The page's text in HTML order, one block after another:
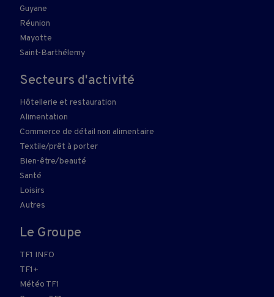
Guyane
Réunion
Mayotte
Saint-Barthélemy
Secteurs d'activité
Hôtellerie et restauration
Alimentation
Commerce de détail non alimentaire
Textile/prêt à porter
Bien-être/beauté
Santé
Loisirs
Autres
Le Groupe
TF1 INFO
TF1+
Météo TF1